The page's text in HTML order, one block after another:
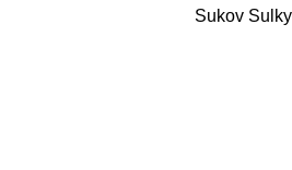
Sukov Sulky